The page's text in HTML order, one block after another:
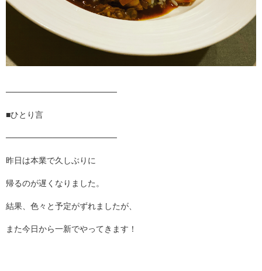
───────────────────
■ひとり言
───────────────────
昨日は本業で久しぶりに
帰るのが遅くなりました。
結果、色々と予定がずれましたが、
また今日から一新でやってきます！